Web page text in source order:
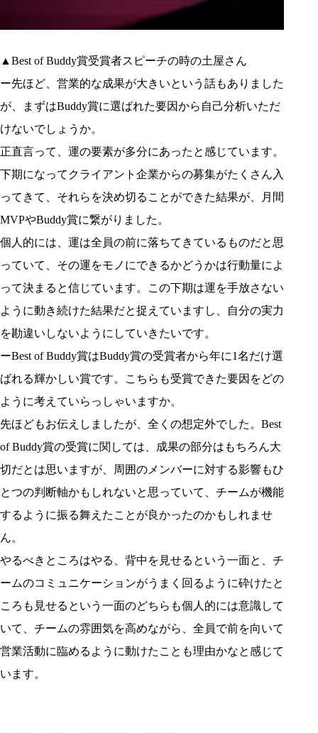
▲Best of Buddy賞受賞者スピーチの時の土屋さん
ー先ほど、営業的な成果が大きいという話もありました
が、まずはBuddy賞に選ばれた要因から自己分析いただ
けないでしょうか。
正直言って、運の要素が多分にあったと感じています。
下期になってクライアント企業からの募集がたくさん入
ってきて、それらを決め切ることができた結果が、月間
MVPやBuddy賞に繋がりました。
個人的には、運は全員の前に落ちてきているものだと思
っていて、その運をモノにできるかどうかは行動量によ
って決まると信じています。この下期は運を手放さない
ように動き続けた結果だと捉えていますし、自分の実力
を勘違いしないようにしていきたいです。
ーBest of Buddy賞はBuddy賞の受賞者から年に1名だけ選
ばれる輝かしい賞です。こちらも受賞できた要因をどの
ように考えていらっしゃいますか。
先ほどもお伝えしましたが、全くの想定外でした。Best
of Buddy賞の受賞に関しては、成果の部分はもちろん大
切だとは思いますが、周囲のメンバーに対する影響もひ
とつの判断軸かもしれないと思っていて、チームが機能
するように振る舞えたことが良かったのかもしれませ
ん。
やるべきところはやる、背中を見せるという一面と、チ
ームのコミュニケーションがうまく回るように砕けたと
ころも見せるという一面のどちらも個人的には意識して
いて、チームの雰囲気を高めながら、全員で前を向いて
営業活動に臨めるように動けたことも理由かなと感じて
います。